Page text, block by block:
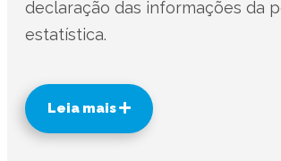
declaração das informações da
estatística.
Leia mais